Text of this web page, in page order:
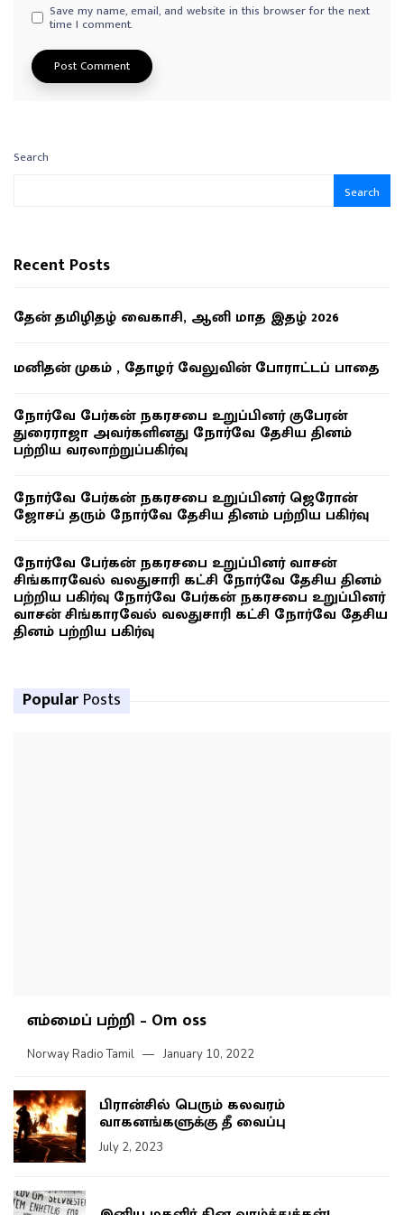
Save my name, email, and website in this browser for the next
time I comment.
Search
Search
Recent Posts
தேன் தமிழிதழ் வைகாசி, ஆனி மாத இதழ் 2026
மனிதன் முகம் , தோழர் வேலுவின் போராட்டப் பாதை
நோர்வே பேர்கன் நகரசபை உறுப்பினர் குபேரன்
துரைராஜா அவர்களினது நோர்வே தேசிய தினம்
பற்றிய வரலாற்றுப்பகிர்வு
நோர்வே பேர்கன் நகரசபை உறுப்பினர் ஜெரோன்
ஜோசப் தரும் நோர்வே தேசிய தினம் பற்றிய பகிர்வு
நோர்வே பேர்கன் நகரசபை உறுப்பினர் வாசன்
சிங்காரவேல் வலதுசாரி கட்சி நோர்வே தேசிய தினம்
பற்றிய பகிர்வு நோர்வே பேர்கன் நகரசபை உறுப்பினர்
வாசன் சிங்காரவேல் வலதுசாரி கட்சி நோர்வே தேசிய
தினம் பற்றிய பகிர்வு
Popular Posts
எம்மைப் பற்றி – Om oss
Norway Radio Tamil January 10, 2022
பிரான்சில் பெரும் கலவரம்
வாகனங்களுக்கு தீ வைப்பு
July 2, 2023